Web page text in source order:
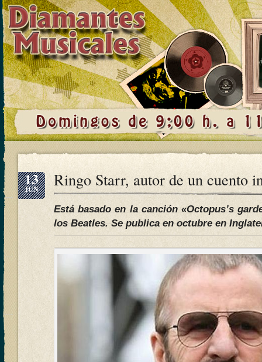
13
JUN Ringo Starr, autor de un cuento
Está basado en la canción «Octopus’s
los Beatles. Se publica en octubre en